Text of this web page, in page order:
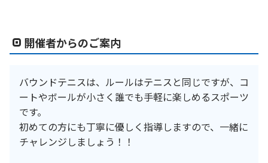
開催者からのご案内
バウンドテニスは、ルールはテニスと同じですが、コ
ートやボールが小さく誰でも手軽に楽しめるスポーツ
です。
初めての方にも丁寧に優しく指導しますので、一緒に
チャレンジしましょう！！